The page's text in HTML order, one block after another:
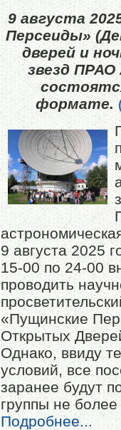
9 августа
Персеиды»
дверей и
звезд
формате.
9 августа 2025
15-00 по 24-00
проводить
«Пущинские
Открытых
Однако, ввиду
условий, все
заранее будут
группы не
Подробнее...